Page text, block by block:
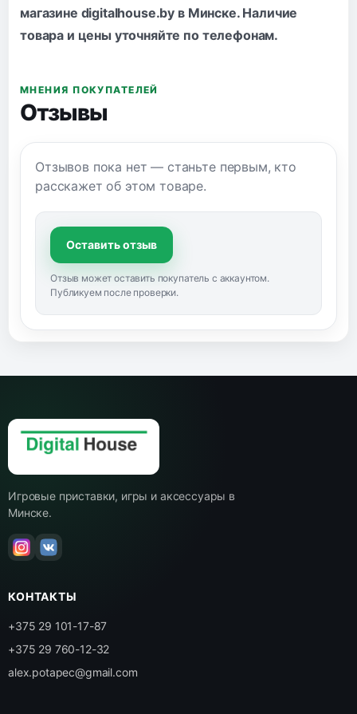
магазине digitalhouse.by в Минске. Наличие
товара и цены уточняйте по телефонам.
МНЕНИЯ ПОКУПАТЕЛЕЙ
Отзывы
Отзывов пока нет — станьте первым, кто
расскажет об этом товаре.
Оставить отзыв
Отзыв может оставить покупатель с аккаунтом.
Публикуем после проверки.
Игровые приставки, игры и аксессуары в
Минске.
КОНТАКТЫ
+375 29 101-17-87
+375 29 760-12-32
alex.potapec@gmail.com